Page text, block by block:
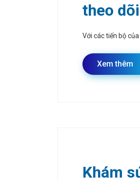
theo
Với các tiến bộ
Xem thêm
Khám